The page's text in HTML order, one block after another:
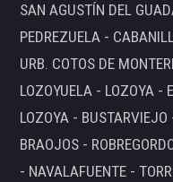
SAN AGUSTÍN DEL
PEDREZUELA -
URB. COTOS DE
LOZOYUELA - LOZOYA -
LOZOYA -
BRAOJOS -
- NAVALAFUENTE -